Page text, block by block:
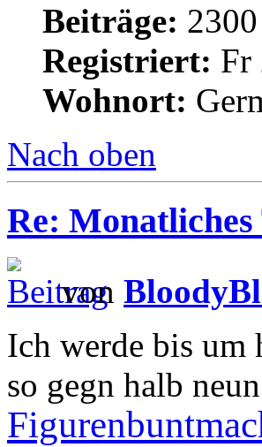
Beiträge: 2300
Registriert: Fr
Wohnort:
Nach oben
Re:
von
Ich werde bis um
so gegn halb neun